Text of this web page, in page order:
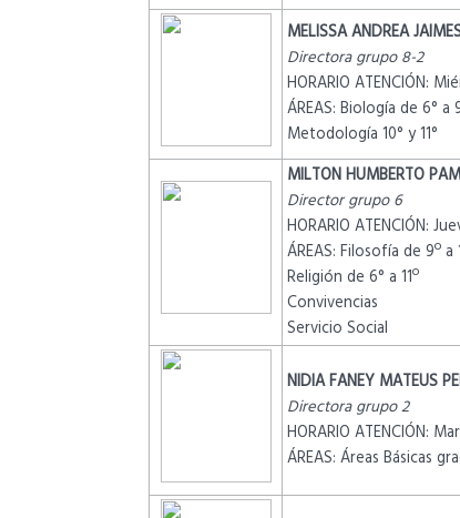
MELISSA ANDREA
Directora grupo 8-2
HORARIO ATENCIÓN:
ÁREAS: Biología de 6° a
Metodología 10° y 11°
MILTON HUMBERTO
Director grupo 6
HORARIO ATENCIÓN:
ÁREAS: Filosofía de 9º a
Religión de 6° a 11º
Convivencias
Servicio Social
NIDIA FANEY MATEUS
Directora grupo 2
HORARIO ATENCIÓN:
ÁREAS: Áreas Básicas